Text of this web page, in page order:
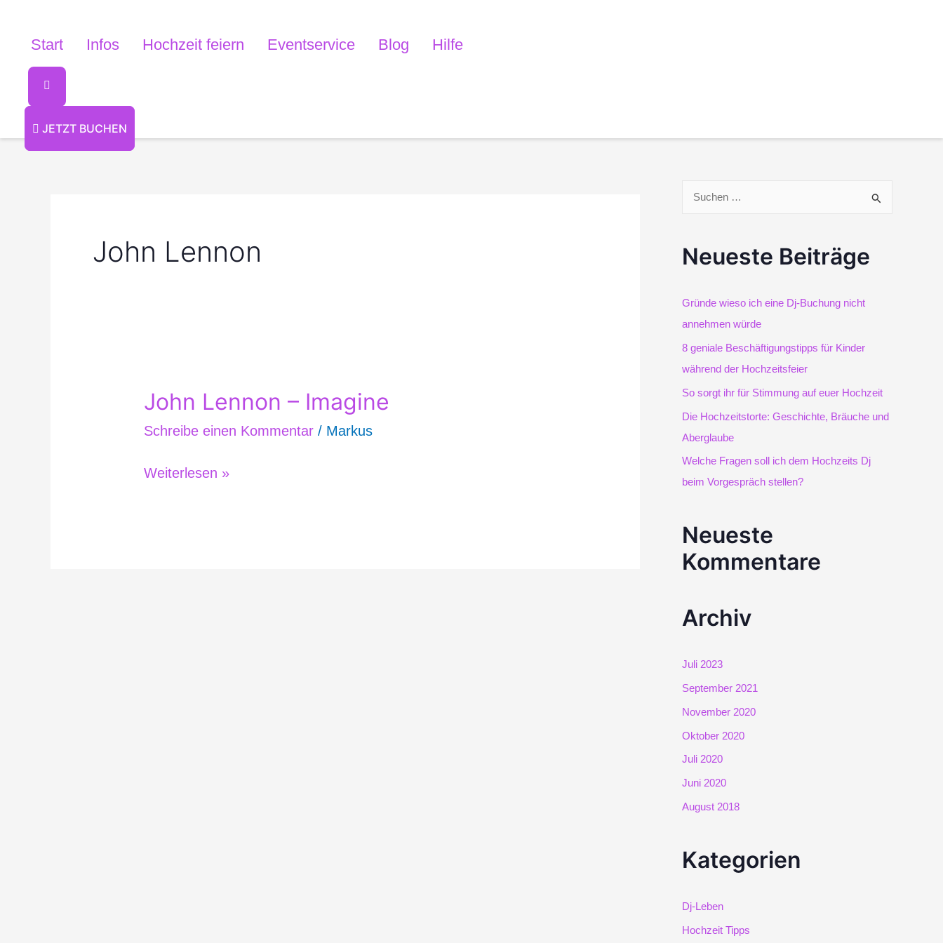
springen
Start Infos Hochzeit feiern Eventservice Blog Hilfe
JETZT BUCHEN
John Lennon
John Lennon – Imagine
Schreibe einen Kommentar / Markus
John
–
Weiterlesen »
c
e
n
c
h
Neueste Beiträge
Gründe wieso ich eine Dj-Buchung nicht
annehmen würde
8 geniale Beschäftigungstipps für Kinder
während der Hochzeitsfeier
So sorgt ihr für Stimmung auf euer Hochzeit
Die Hochzeitstorte: Geschichte, Bräuche und
Aberglaube
Welche Fragen soll ich dem Hochzeits Dj
beim Vorgespräch stellen?
Neueste
Kommentare
Archiv
Juli 2023
September 2021
November 2020
Oktober 2020
Juli 2020
Juni 2020
August 2018
Kategorien
Dj-Leben
Hochzeit Tipps